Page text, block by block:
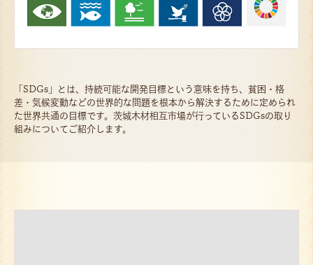
「SDGs」とは、持続可能な開発目標という意味を持ち、貧困・格
差・気候変動などの世界的な問題を根本から解決するために定められ
た世界共通の目標です。茨城木材相互市場が行っているSDGsの取り
組みについてご紹介します。